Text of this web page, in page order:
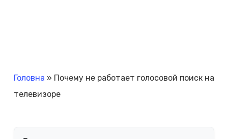
Головна » Почему не работает голосовой поиск на
телевизоре